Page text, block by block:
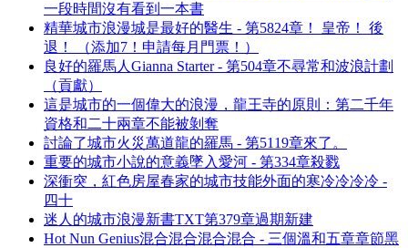
一段時間沒有看到一本書
精華城市浪漫城是最好的醫生 - 第5824章！ 皇帝！ 後
退！ （添加7！申請每月門票！）
良好的羅馬人Gianna Starter - 第504章不尋常和波浪計劃
（貢獻）
這是城市的一個偉大的浪漫，龍王寺的原則：第二千年
資格和二十兩章不能被剝奪
討論了城市火災萬道龍的羅馬 - 第5119章來了。
重要的城市小說的意義墜入愛河 - 第334章殺戮
深衝突，紅色房屋春家的城市技能外面的寒冷冷冷冷 -
四十
迷人的城市浪漫新書TXT第379章過期新建
Hot Nun Genius混合混合混合混合 - 三個溫和五章章節黑